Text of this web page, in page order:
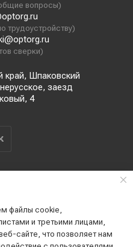
вопросы)
трудоустройству)
сверки)
край, Шпаковский
заезд
4
файлы cookie,
и третьими лицами,
сайте, что позволяет нам